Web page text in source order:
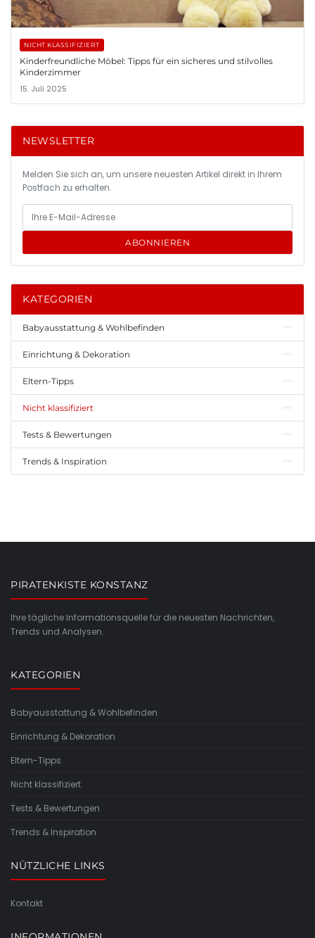
NICHT KLASSIFIZIERT
Kinderfreundliche Möbel: Tipps für ein sicheres und stilvolles
Kinderzimmer
15. Juli 2025
NEWSLETTER
Melden Sie sich an, um unsere neuesten Artikel direkt in Ihrem
Postfach zu erhalten.
ABONNIEREN
KATEGORIEN
Babyausstattung & Wohlbefinden
Einrichtung & Dekoration
Eltern-Tipps
Nicht klassifiziert
Tests & Bewertungen
Trends & Inspiration
PIRATENKISTE KONSTANZ
Ihre tägliche Informationsquelle für die neuesten Nachrichten,
Trends und Analysen.
KATEGORIEN
Babyausstattung & Wohlbefinden
Einrichtung & Dekoration
Eltern-Tipps
Nicht klassifiziert
Tests & Bewertungen
Trends & Inspiration
NÜTZLICHE LINKS
Kontakt